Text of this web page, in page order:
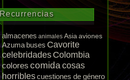
Recurrencias
almacenes animales Asiaaviones
Azuma buses Cavorite
celebridades Colombia
colores comidacosas
horriblescuestiones de género